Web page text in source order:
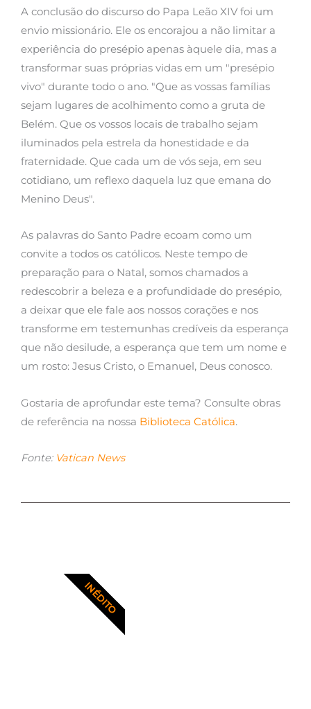
A conclusão do discurso do Papa Leão XIV foi um
envio missionário. Ele os encorajou a não limitar a
experiência do presépio apenas àquele dia, mas a
transformar suas próprias vidas em um "presépio
vivo" durante todo o ano. "Que as vossas famílias
sejam lugares de acolhimento como a gruta de
Belém. Que os vossos locais de trabalho sejam
iluminados pela estrela da honestidade e da
fraternidade. Que cada um de vós seja, em seu
cotidiano, um reflexo daquela luz que emana do
Menino Deus".
As palavras do Santo Padre ecoam como um
convite a todos os católicos. Neste tempo de
preparação para o Natal, somos chamados a
redescobrir a beleza e a profundidade do presépio,
a deixar que ele fale aos nossos corações e nos
transforme em testemunhas credíveis da esperança
que não desilude, a esperança que tem um nome e
um rosto: Jesus Cristo, o Emanuel, Deus conosco.
Gostaria de aprofundar este tema? Consulte obras
de referência na nossa Biblioteca Católica.
Fonte: Vatican News
INÉDITO